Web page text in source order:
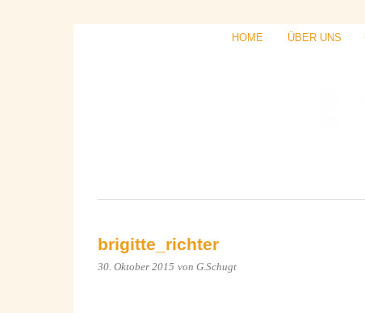
HOME ÜBER UNS
brigitte_richter
30. Oktober 2015 von G.Schugt